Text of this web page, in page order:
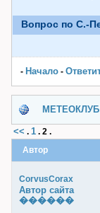
Вопрос по С.-
- Начало -
МЕТЕОКЛУБ
<< . 1 . 2 .
Автор
CorvusCorax
Автор сайта
������